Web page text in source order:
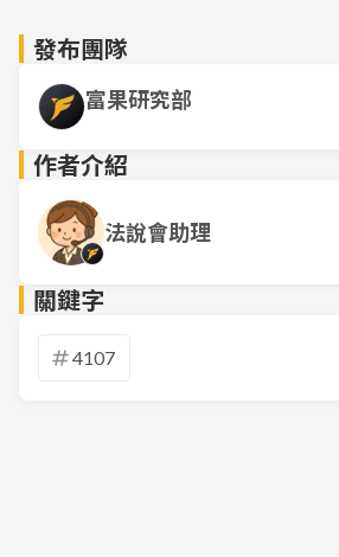
發布團隊
富果研究部
作者介紹
法說會助理
關鍵字
4107